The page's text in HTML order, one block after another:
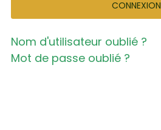
CONNEXION
Nom d'utilisateur oublié ?
Mot de passe oublié ?